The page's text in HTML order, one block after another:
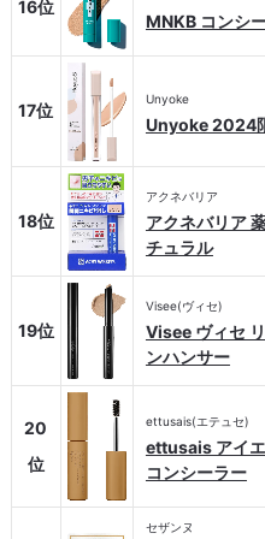
16位
MNKB コンシ
17位
Unyoke
Unyoke 2024
18位
アクネバリア
アクネバリア
チュラル
19位
Visee(ヴィセ)
Visee ヴィセ
ンハンサー
20
位
ettusais(エテュセ)
ettusais アイ
コンシーラー
セザンヌ